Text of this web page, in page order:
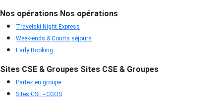
Nos opérations Nos opérations
Travelski Night Express
Week-ends & Courts séjours
Early Booking
Sites CSE & Groupes Sites CSE & Groupes
Partez en groupe
Sites CSE - CGOS